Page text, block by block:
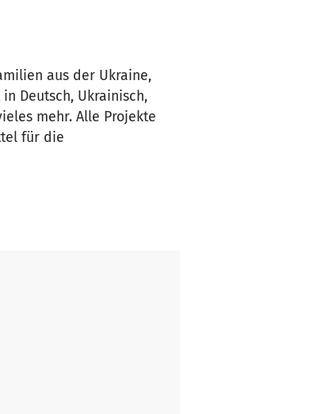
aus der Ukraine,
Deutsch, Ukrainisch,
mehr. Alle Projekte
für die